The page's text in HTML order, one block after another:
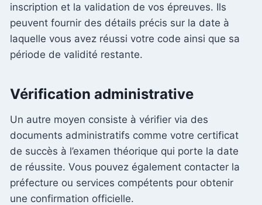
inscription et la validation de vos épreuves. Ils
peuvent fournir des détails précis sur la date à
laquelle vous avez réussi votre code ainsi que sa
période de validité restante.
Vérification administrative
Un autre moyen consiste à vérifier via des
documents administratifs comme votre certificat
de succès à l’examen théorique qui porte la date
de réussite. Vous pouvez également contacter la
préfecture ou services compétents pour obtenir
une confirmation officielle.